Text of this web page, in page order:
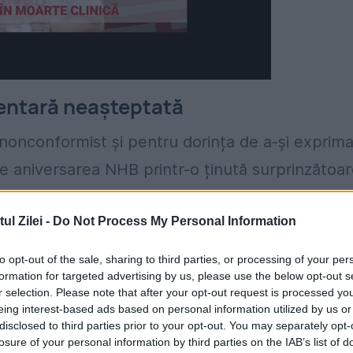
Zilei - Do Not Process My Personal Information
opt-out of the sale, sharing to third parties, or processing of your
for targeted advertising by us, please use the below opt-out
selection. Please note that after your opt-out request is processed
interest-based ads based on personal information utilized by us
to third parties prior to your opt-out. You may separately
of your personal information by third parties on the IAB’s list of
neașteptată
și pentru dorința de a-și exprima
aniversarea NHB printr-o ținută
cu franjuri lungi și moi, i-a oferit un aer
la tiv au transformat vizual piesa într-o rochie
cu o pălărie verde într-o nuanță diferită,
a confirmat încă o dată preferința pentru
cei mai apropiați creatori ai reginei.